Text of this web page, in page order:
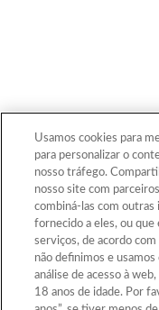
Modelos
Usamos cookies para
para personalizar o
nosso tráfego.
nosso site com
combiná-las com
fornecido a eles, ou que
serviços, de acordo com
não definimos e
análise de acesso à
18 anos de idade. Por